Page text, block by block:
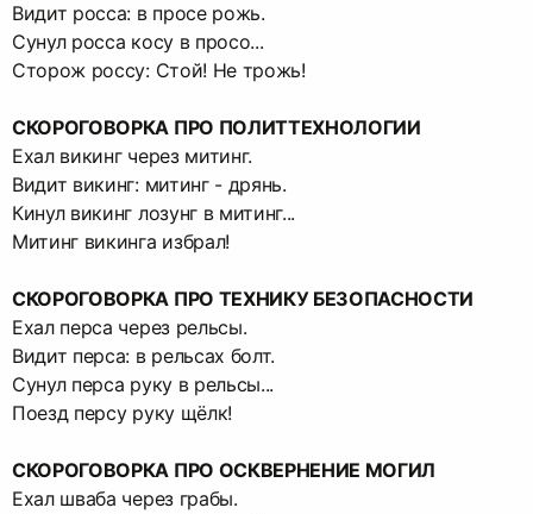
Видит росса: в просе рожь.
Сунул росса косу в просо...
Сторож россу: Стой! Не трожь!
СКОРОГОВОРКА ПРО ПОЛИТТЕХНОЛОГИИ
Ехал викинг через митинг.
Видит викинг: митинг - дрянь.
Кинул викинг лозунг в митинг...
Митинг викинга избрал!
СКОРОГОВОРКА ПРО ТЕХНИКУ БЕЗОПАСНОСТИ
Ехал перса через рельсы.
Видит перса: в рельсах болт.
Сунул перса руку в рельсы...
Поезд персу руку щёлк!
СКОРОГОВОРКА ПРО ОСКВЕРНЕНИЕ МОГИЛ
Ехал шваба через грабы.